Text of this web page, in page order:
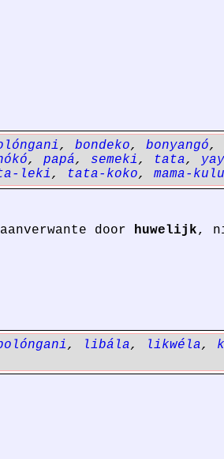
, bondeko, bonyangó,
, papá, semeki, tata,
leki, tata-koko, mama-
door huwelijk,
, libála, likwéla,